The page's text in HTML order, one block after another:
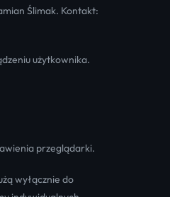
Ślimak. Kontakt:
użytkownika.
przeglądarki.
wyłącznie do